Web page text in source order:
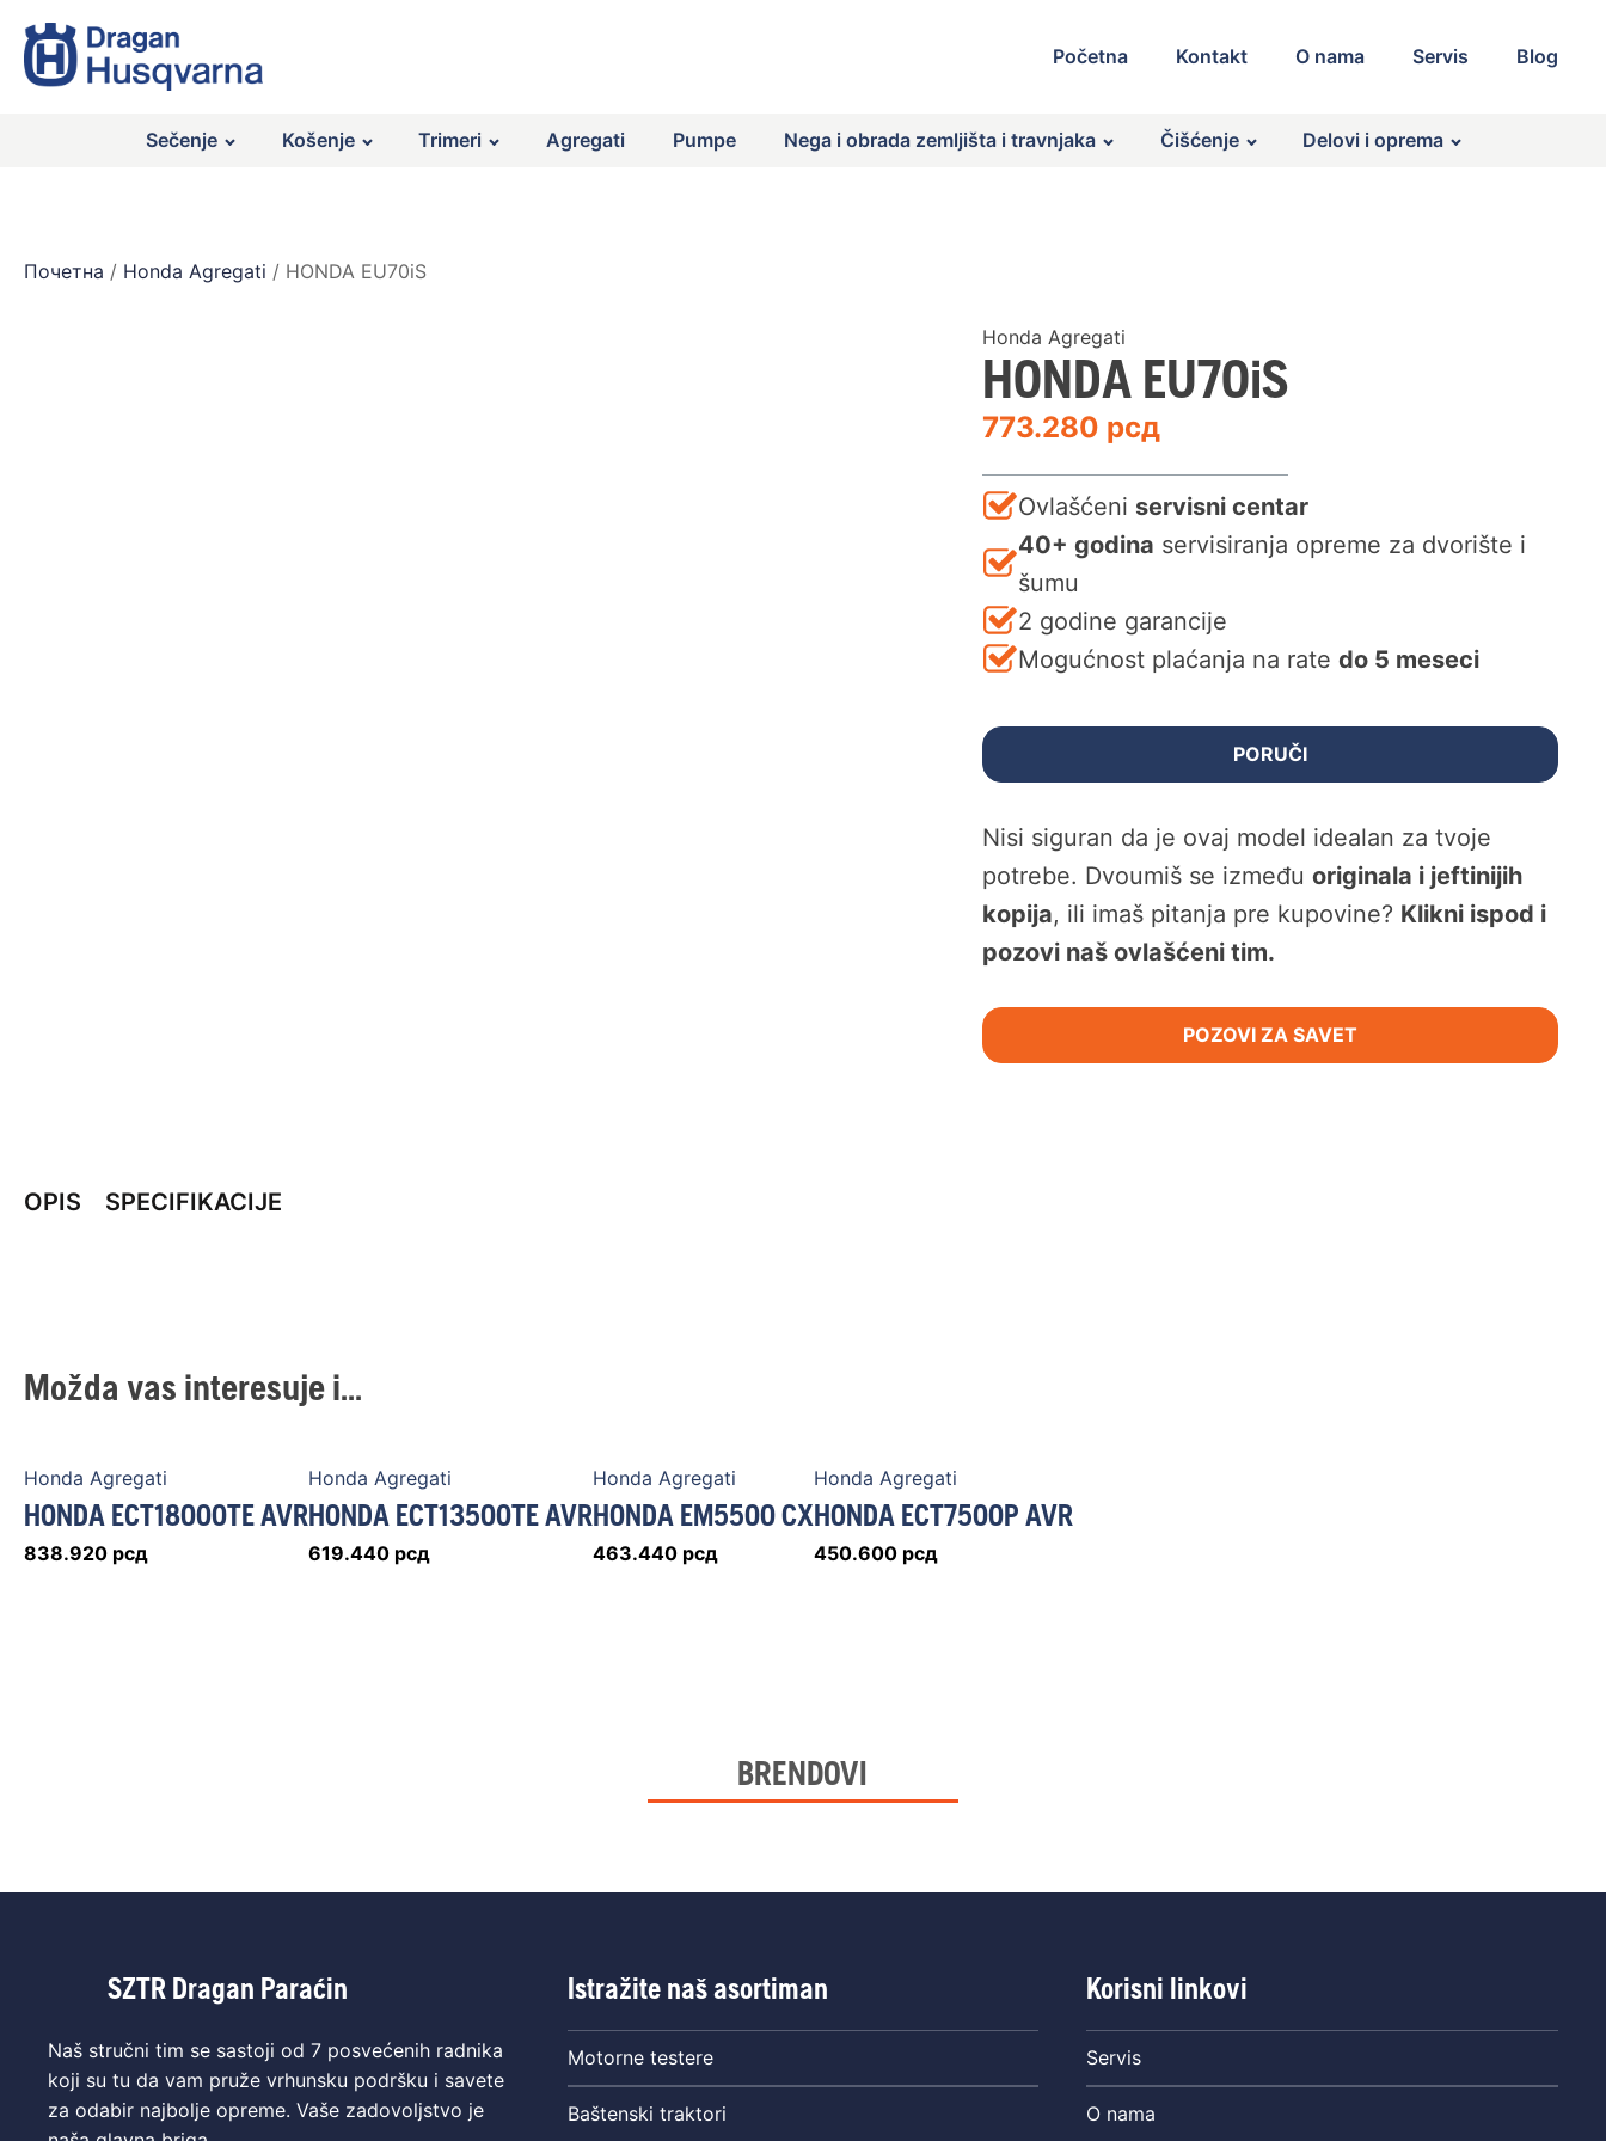
Početna Kontakt O nama Servis Blog
Sečenje Košenje Trimeri Agregati Pumpe Nega i obrada zemljišta i travnjaka Čišćenje Delovi i oprema
Почетна / Honda Agregati / HONDA EU70iS
Honda Agregati
HONDA EU70iS
773.280 рсд
Ovlašćeni servisni centar
40+ godina servisiranja opreme za dvorište i
šumu
2 godine garancije
Mogućnost plaćanja na ratedo 5 meseci
PORUČI
Nisi siguran da je ovaj model idealan za tvoje
potrebe. Dvoumiš se izmeđuoriginala i jeftinijih
kopija, ili imaš pitanja pre kupovine? Klikni ispod i
pozovi naš ovlašćeni tim.
POZOVI ZA SAVET
OPIS SPECIFIKACIJE
Možda vas interesuje i...
Honda Agregati
HONDA ECT18000TE AVR
838.920 рсд
Honda Agregati
HONDA ECT13500TE AVR
619.440 рсд
Honda Agregati
HONDA EM5500 CX
463.440 рсд
Honda Agregati
HONDA ECT7500P AVR
450.600 рсд
BRENDOVI
SZTR Dragan Paraćin
Naš stručni tim se sastoji od 7 posvećenih radnika
koji su tu da vam pruže vrhunsku podršku i savete
za odabir najbolje opreme. Vaše zadovoljstvo je
Istražite naš asortiman
Motorne testere
Baštenski traktori
Korisni linkovi
Servis
O nama